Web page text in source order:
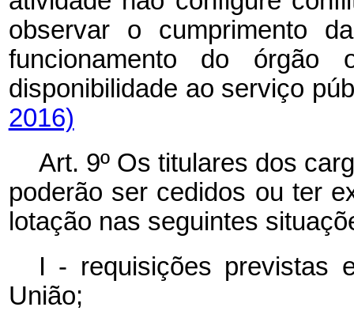
observar o cumprimento
funcionamento do
disponibilidade ao serviço
2016)
Art. 9º Os titulares dos
poderão ser cedidos ou ter
lotação nas seguintes
I - requisições previstas
União;